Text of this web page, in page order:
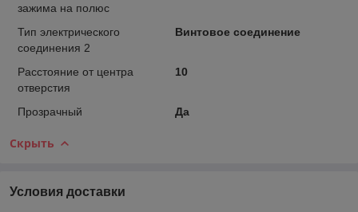
зажима на полюс
Тип электрического
соединения 2
Винтовое соединение
Расстояние от центра
отверстия
10
Прозрачный Да
Скрыть
Условия доставки